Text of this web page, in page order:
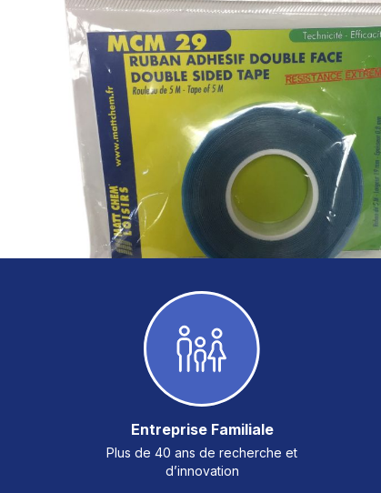
Entreprise Familiale
Plus de 40 ans de recherche et
d’innovation